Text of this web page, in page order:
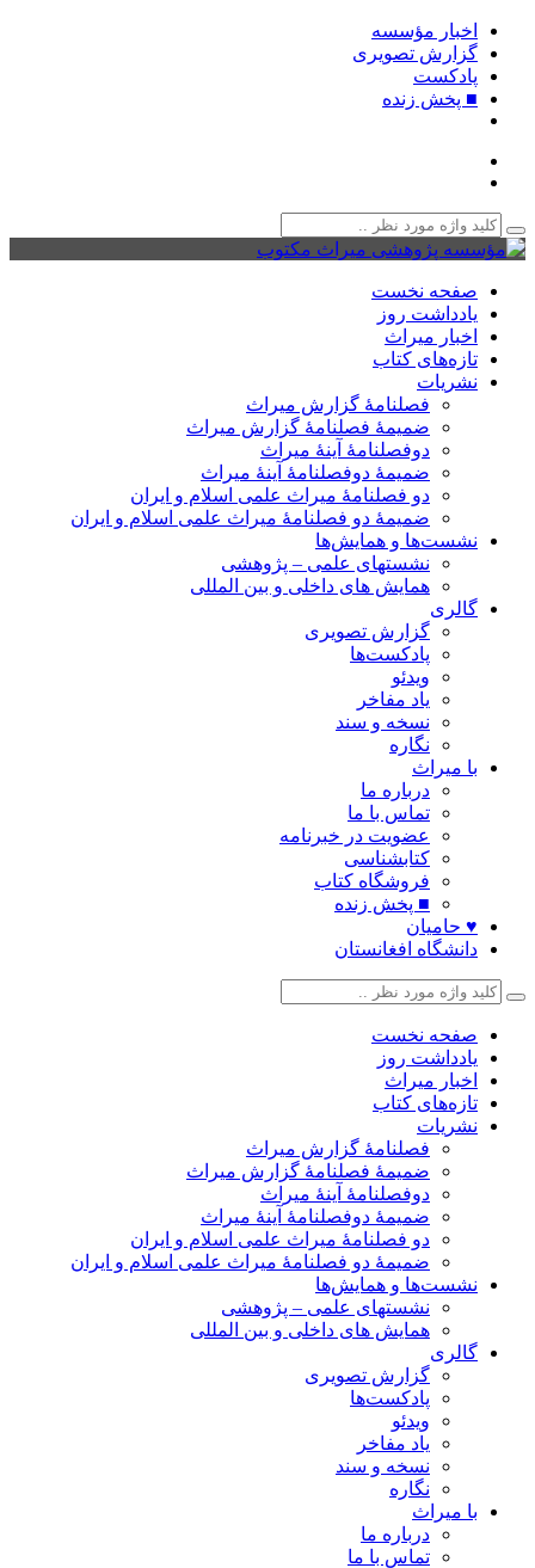
اخبار مؤسسه
گزارش تصویری
پادکست‌
■ پخش زنده
صفحه نخست
یادداشت روز
اخبار میراث
تازه‌های کتاب
نشریات
فصلنامۀ گزارش میراث
ضمیمۀ فصلنامۀ گزارش میراث
دوفصلنامۀ آینۀ میراث
ضمیمۀ دوفصلنامۀ آینۀ میراث
دو فصلنامۀ میراث علمی اسلام و ایران
ضمیمۀ دو فصلنامۀ میراث علمی اسلام و ایران
نشست‌ها و همایش‌ها
نشستهای علمی – پژوهشی
همایش های داخلی و بین المللی
گالری
گزارش تصویری
پادکست‌ها
ویدئو
یاد مفاخر
نسخه و سند
نگاره
با میراث
درباره ما
تماس با ما
عضویت در خبرنامه
کتابشناسی
فروشگاه کتاب
■ پخش زنده
♥ حامیان
دانشگاه افغانستان
صفحه نخست
یادداشت روز
اخبار میراث
تازه‌های کتاب
نشریات
فصلنامۀ گزارش میراث
ضمیمۀ فصلنامۀ گزارش میراث
دوفصلنامۀ آینۀ میراث
ضمیمۀ دوفصلنامۀ آینۀ میراث
دو فصلنامۀ میراث علمی اسلام و ایران
ضمیمۀ دو فصلنامۀ میراث علمی اسلام و ایران
نشست‌ها و همایش‌ها
نشستهای علمی – پژوهشی
همایش های داخلی و بین المللی
گالری
گزارش تصویری
پادکست‌ها
ویدئو
یاد مفاخر
نسخه و سند
نگاره
با میراث
درباره ما
تماس با ما